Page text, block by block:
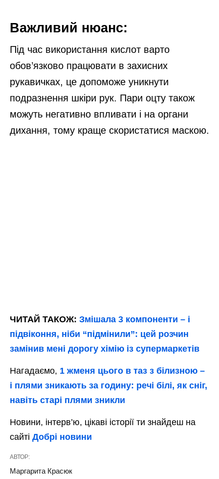
Важливий нюанс:
Під час використання кислот варто
обов’язково працювати в захисних
рукавичках, це допоможе уникнути
подразнення шкіри рук. Пари оцту також
можуть негативно впливати і на органи
дихання, тому краще скористатися маскою.
ЧИТАЙ ТАКОЖ: Змішала 3 компоненти – і
підвіконня, ніби “підмінили”: цей розчин
замінив мені дорогу хімію із супермаркетів
Нагадаємо, 1 жменя цього в таз з білизною –
і плями зникають за годину: речі білі, як сніг,
навіть старі плями зникли
Новини, інтерв’ю, цікаві історії ти знайдеш на
сайті Добрі новини
АВТОР:
Маргарита Красюк